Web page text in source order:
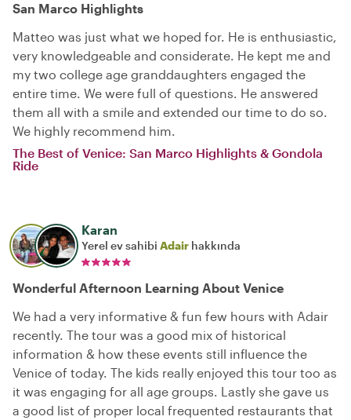
San Marco Highlights
Matteo was just what we hoped for. He is enthusiastic,
very knowledgeable and considerate. He kept me and
my two college age granddaughters engaged the
entire time. We were full of questions. He answered
them all with a smile and extended our time to do so.
We highly recommend him.
The Best of Venice: San Marco Highlights & Gondola
Ride
Karan
Yerel ev sahibi Adair hakkında
Wonderful Afternoon Learning About Venice
We had a very informative & fun few hours with Adair
recently. The tour was a good mix of historical
information & how these events still influence the
Venice of today. The kids really enjoyed this tour too as
it was engaging for all age groups. Lastly she gave us
a good list of proper local frequented restaurants that